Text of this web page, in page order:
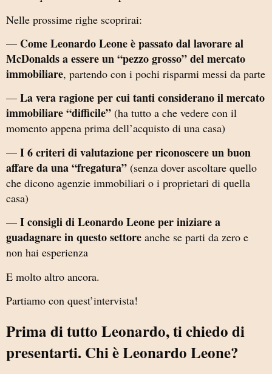
Nelle prossime righe scoprirai:
— Come Leonardo Leone è passato dal lavorare al
McDonalds a essere un “pezzo grosso” del mercato
immobiliare, partendo con i pochi risparmi messi da parte
— La vera ragione per cui tanti considerano il mercato
immobiliare “difficile” (ha tutto a che vedere con il
momento appena prima dell’acquisto di una casa)
— I 6 criteri di valutazione per riconoscere un buon
affare da una “fregatura” (senza dover ascoltare quello
che dicono agenzie immobiliari o i proprietari di quella
casa)
— I consigli di Leonardo Leone per iniziare a
guadagnare in questo settore anche se parti da zero e
non hai esperienza
E molto altro ancora.
Partiamo con quest’intervista!
Prima di tutto Leonardo, ti chiedo di
presentarti. Chi è Leonardo Leone?